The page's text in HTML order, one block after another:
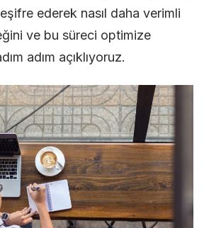
ederek nasıl daha verimli
ve bu süreci optimize
adım açıklıyoruz.